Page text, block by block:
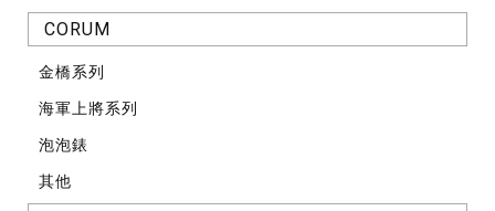
CORUM
⾦橋系列
海軍上將系列
泡泡錶
其他